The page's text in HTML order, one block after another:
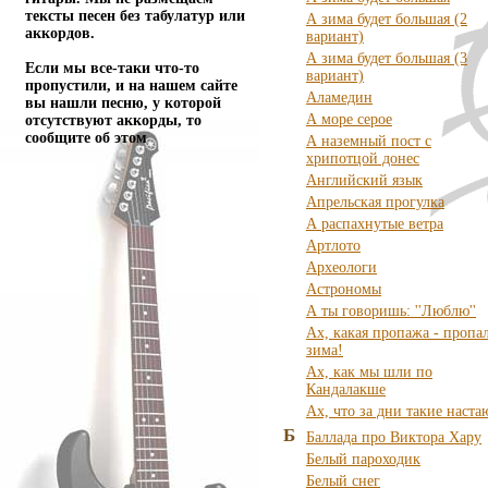
тексты песен без табулатур или
аккордов.
Если мы все-таки что-то
пропустили, и на нашем сайте
вы нашли песню, у которой
отсутствуют аккорды, то
сообщите об этом
А зима будет большая (2
вариант)
А зима будет большая (3
вариант)
Аламедин
А море серое
А наземный пост с
хрипотцой донес
Английский язык
Апрельская прогулка
А распахнутые ветра
Артлото
Археологи
Астрономы
А ты говоришь: ''Люблю''
Ах, какая пропажа -
зима!
Ах, как мы шли по
Кандалакше
Ах, что за дни такие
Б
Баллада про Виктора Хару
Белый пароходик
Белый снег